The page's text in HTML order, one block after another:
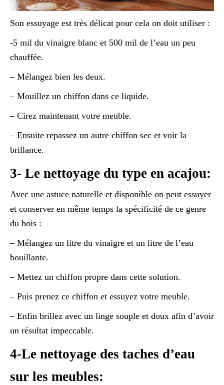
Son essuyage est très délicat pour cela on doit utiliser :
-5 mil du vinaigre blanc et 500 mil de l’eau un peu
chauffée.
– Mélangez bien les deux.
– Mouillez un chiffon dans ce liquide.
– Cirez maintenant votre meuble.
– Ensuite repassez un autre chiffon sec et voir la
brillance.
3- Le nettoyage du type en acajou:
Avec une astuce naturelle et disponible on peut essuyer
et conserver en même temps la spécificité de ce genre
du bois :
– Mélangez un litre du vinaigre et un litre de l’eau
bouillante.
– Mettez un chiffon propre dans cette solution.
– Puis prenez ce chiffon et essuyez votre meuble.
– Enfin brillez avec un linge souple et doux afin d’avoir
un résultat impeccable.
4-Le nettoyage des taches d’eau
sur les meubles: